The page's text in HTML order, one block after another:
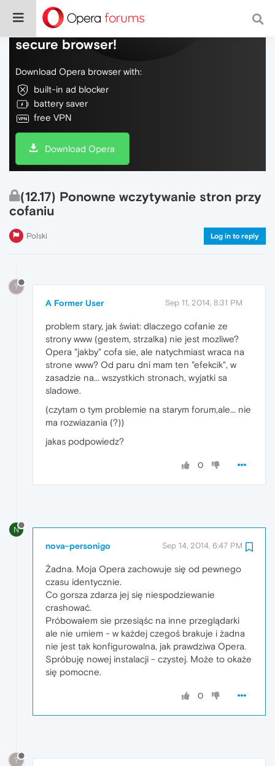
Do more on the web, with a fast and
secure browser!
Download Opera browser with:
built-in ad blocker
battery saver
free VPN
Download Opera
(12.17) Ponowne wczytywanie stron przy
cofaniu
Polski Log in to reply
?
A Former User Sep 11, 2014, 8:31 PM
problem stary, jak świat: dlaczego cofanie ze
strony www (gestem, strzalka) nie jest mozliwe?
Opera "jakby" cofa sie, ale natychmiast wraca na
strone www? Od paru dni mam ten "efekcik", w
zasadzie na... wszystkich stronach, wyjatki sa
sladowe.
(czytam o tym problemie na starym forum,ale... nie
ma rozwiazania (?))
jakas podpowiedz?
0
N
nova-personigo Sep 14, 2014, 6:47 PM
Żadna. Moja Opera zachowuje się od pewnego
czasu identycznie.
Co gorsza zdarza jej się niespodziewanie
crashować.
Próbowałem sie przesiąśc na inne przeglądarki
ale nie umiem - w każdej czegoś brakuje i żadna
nie jest tak konfigurowalna, jak prawdziwa Opera.
Spróbuję nowej instalacji - czystej. Może to okaże
się pomocne.
0
?